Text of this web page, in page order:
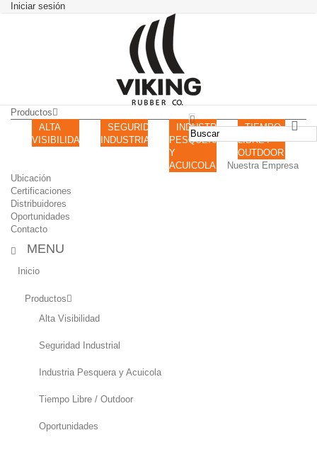
Iniciar sesión
Productos
ALTA
VISIBILIDAD
SEGURIDAD
INDUSTRIAL
INDUSTRIA
PESQUERA
Y
ACUICOLA
TIEMPO
LIBRE /
OUTDOOR
Nuestra Empresa
Ubicación
Certificaciones
Distribuidores
Oportunidades
Contacto
MENU
Inicio
Productos
Alta Visibilidad
Seguridad Industrial
Industria Pesquera y Acuicola
Tiempo Libre / Outdoor
Oportunidades